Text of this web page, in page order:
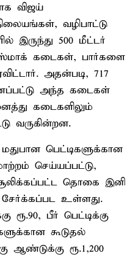
விஜய்
வழிபாட்டு
இருந்து 500 மீட்டர்
கடைகள், பார்களை
அதன்படி, 717
அந்த கடைகள்
கடைகளிலும்
வருகின்றன.
பெட்டிகளுக்கான
செய்யப்பட்டு,
தொகை இனி
சேர்க்கப்பட உள்ளது.
பீர் பெட்டிக்கு
கூடுதல்
ஆண்டுக்கு ரூ.1,200